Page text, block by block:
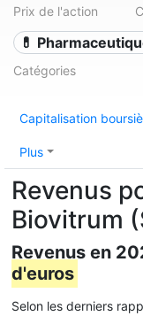
Prix de l'action
💊
Catégories
Capitalisation
Plus
Revenus
Biovitrum
Revenus en
d'euros
Selon les derniers